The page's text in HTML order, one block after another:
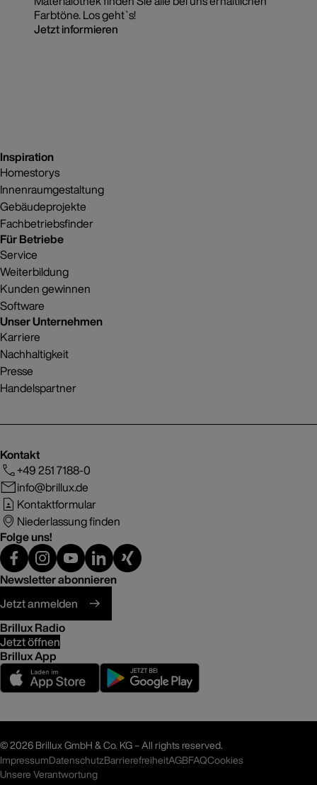
Farbtöne. Los geht`s!
Jetzt informieren
Inspiration
Homestorys
Innenraumgestaltung
Gebäudeprojekte
Fachbetriebsfinder
Für Betriebe
Service
Weiterbildung
Kunden gewinnen
Software
Unser Unternehmen
Karriere
Nachhaltigkeit
Presse
Handelspartner
Kontakt
+49 251 7188-0
info@brillux.de
Kontaktformular
Niederlassung finden
Folge uns!
Newsletter abonnieren
Jetzt anmelden
Brillux Radio
Jetzt öffnen
Brillux App
©2026 Brillux GmbH & Co. KG – All rights reserved.
ImpressumDatenschutzBarrierefreiheitAGBFAQCookies
Unsere Verantwortung